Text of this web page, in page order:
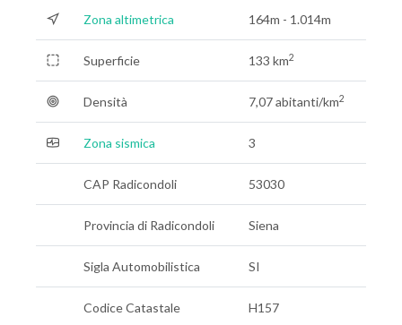
Zona altimetrica 164m - 1.014m
Superficie 133 km2
Densità 7,07 abitanti/km2
Zona sismica 3
CAP Radicondoli 53030
Provincia di Radicondoli Siena
Sigla Automobilistica SI
Codice Catastale H157